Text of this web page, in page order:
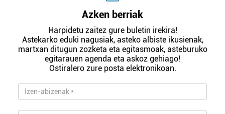
Azken berriak
Harpidetu zaitez gure buletin irekira!
Astekarko eduki nagusiak, asteko albiste ikusienak,
martxan ditugun zozketa eta egitasmoak, asteburuko
egitarauen agenda eta askoz gehiago!
Ostiralero zure posta elektronikoan.